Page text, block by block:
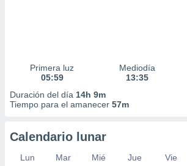
Primera luz
05:59
Mediodía
13:35
Duración del día 14h 9m
Tiempo para el amanecer 57m
Calendario lunar
Lun Mar Mié Jue Vie